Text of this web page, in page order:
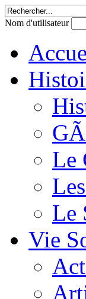
Nom d'utilisateur
Le
Le
Vie